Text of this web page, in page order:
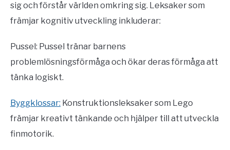
sig och förstår världen omkring sig. Leksaker som
främjar kognitiv utveckling inkluderar:
Pussel: Pussel tränar barnens
problemlösningsförmåga och ökar deras förmåga att
tänka logiskt.
Byggklossar: Konstruktionsleksaker som Lego
främjar kreativt tänkande och hjälper till att utveckla
finmotorik.